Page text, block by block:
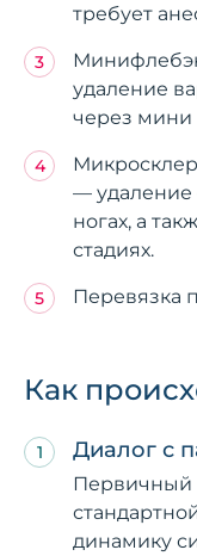
требует
удаление
через мини
— удаление
ногах, а
стадиях.
Перевязка
Как
Диалог с
Первичный
динамику